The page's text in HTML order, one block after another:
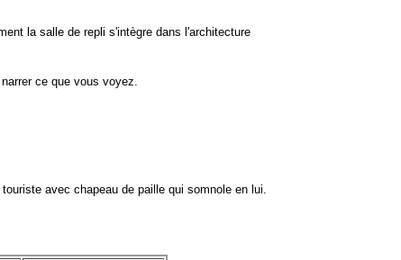
la salle de repli s'intègre dans l'architecture
ce que vous voyez.
avec chapeau de paille qui somnole en lui.